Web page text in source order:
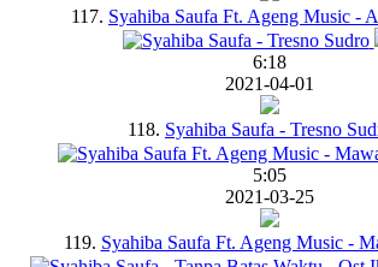
117. Syahiba Saufa Ft. Ageng Music -
6:18
2021-04-01
118. Syahiba Saufa - Tresno
5:05
2021-03-25
119. Syahiba Saufa Ft. Ageng Music -